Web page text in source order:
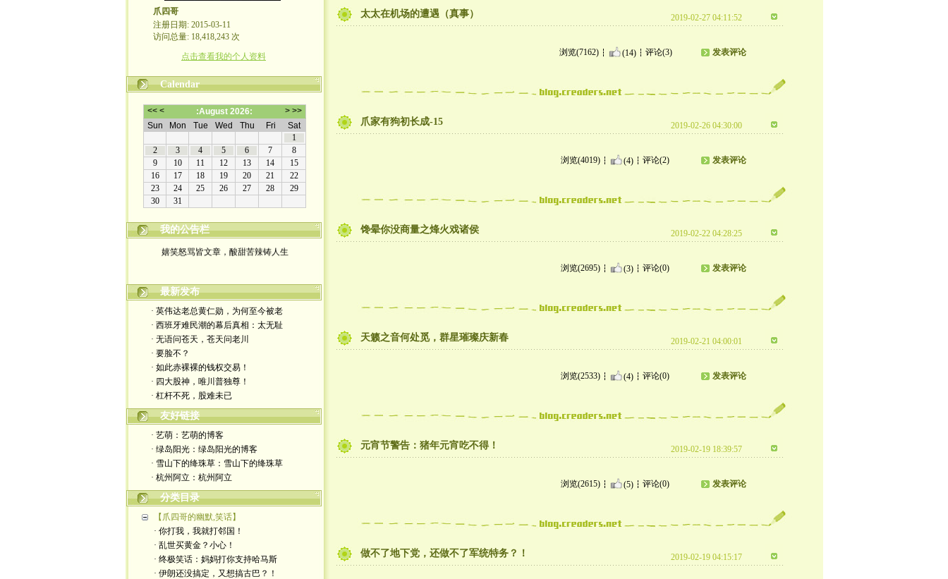
爪四哥
注册日期: 2015-03-11
访问总量: 18,418,243 次
点击查看我的个人资料
Calendar
我的公告栏
最新发布
· 英伟达老总黄仁勋，为何至今被老
· 西班牙难民潮的幕后真相：太无耻
· 无语问苍天，苍天问老川
· 要脸不？
· 如此赤裸裸的钱权交易！
· 四大股神，唯川普独尊！
· 杠杆不死，股难未已
友好链接
· 艺萌：艺萌的博客
· 绿岛阳光：绿岛阳光的博客
· 雪山下的绛珠草：雪山下的绛珠草
· 杭州阿立：杭州阿立
分类目录
【爪四哥的幽默,笑话】
· 你打我，我就打邻国！
· 乱世买黄金？小心！
· 终极笑话：妈妈打你支持哈马斯
· 伊朗还没搞定，又想搞古巴？！
太太在机场的遭遇（真事） 2019-02-27 04:11:52
浏览(7162) (14) 评论(3) 发表评论
爪家有狗初长成-15 2019-02-26 04:30:00
浏览(4019) (4) 评论(2) 发表评论
馋晕你没商量之烽火戏诸侯 2019-02-22 04:28:25
浏览(2695) (3) 评论(0) 发表评论
天籁之音何处觅，群星璀璨庆新春 2019-02-21 04:00:01
浏览(2533) (4) 评论(0) 发表评论
元宵节警告：猪年元宵吃不得！ 2019-02-19 18:39:57
浏览(2615) (5) 评论(0) 发表评论
做不了地下党，还做不了军统特务？！ 2019-02-19 04:15:17